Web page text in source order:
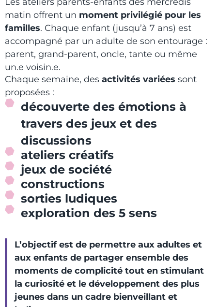
matin offrent un moment privilégié pour les
familles. Chaque enfant (jusqu’à 7 ans) est
accompagné par un adulte de son entourage :
parent, grand-parent, oncle, tante ou même
un.e voisin.e.
Chaque semaine, des activités variées sont
proposées :
découverte des émotions à
travers des jeux et des
discussions
ateliers créatifs
jeux de société
constructions
sorties ludiques
exploration des 5 sens
L’objectif est de permettre aux adultes et
aux enfants de partager ensemble des
moments de complicité tout en stimulant
la curiosité et le développement des plus
jeunes dans un cadre bienveillant et